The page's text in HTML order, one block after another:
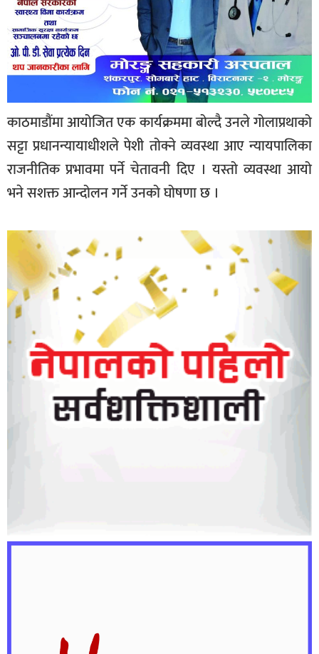
काठमाडौंमा आयोजित एक कार्यक्रममा बोल्दै उनले गोलाप्रथाको
सट्टा प्रधानन्यायाधीशले पेशी तोक्ने व्यवस्था आए न्यायपालिका
राजनीतिक प्रभावमा पर्ने चेतावनी दिए । यस्तो व्यवस्था आयो
भने सशक्त आन्दोलन गर्ने उनको घोषणा छ ।